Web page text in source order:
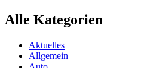
Alle Kategorien
Aktuelles
Allgemein